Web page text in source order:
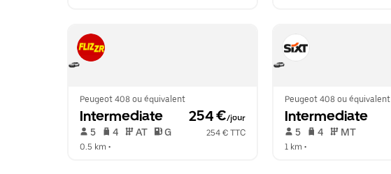
Peugeot 408 ou équivalent
Intermediate 254 €/jour
5 4 AT G
254 € TTC
0.5 km •
Peugeot 408 ou équivalent
Intermediate
5 4 MT
1 km •